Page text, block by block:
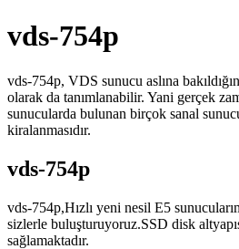
vds-754p
vds-754p, VDS sunucu aslına
olarak da tanımlanabilir. Yani gerçek
sunucularda bulunan birçok sanal
kiralanmasıdır.
vds-754p
vds-754p,Hızlı yeni nesil E5
sizlerle buluşturuyoruz.SSD disk
sağlamaktadır.